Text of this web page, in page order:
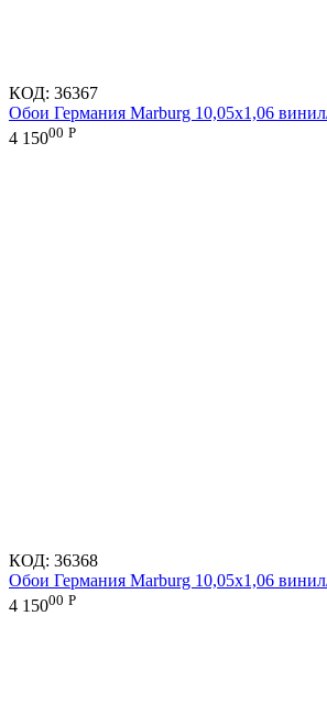
КОД: 36367
Обои Германия Marburg 10,05x1,06
4 15000 Р
КОД: 36368
Обои Германия Marburg 10,05x1,06
4 15000 Р